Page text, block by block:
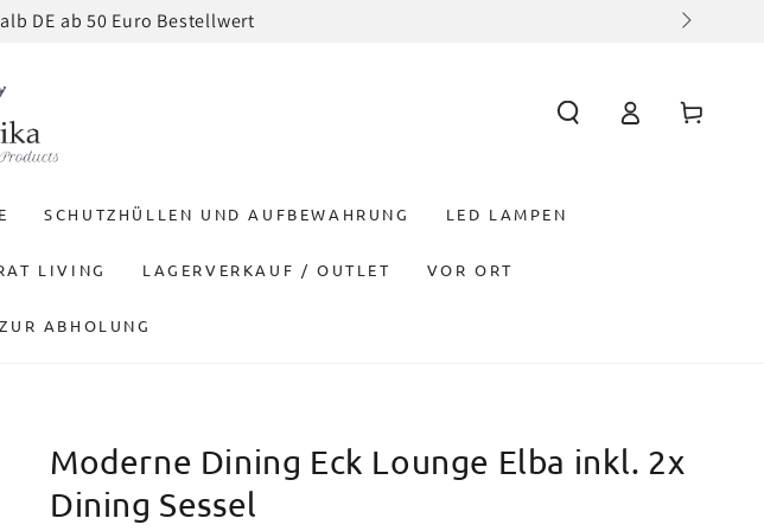
DE ab 50 Euro Bestellwert
SCHUTZHÜLLEN UND AUFBEWAHRUNG LED LAMPEN
LIVING LAGERVERKAUF / OUTLET VOR ORT
ABHOLUNG
EinloggenWarenkorb
Moderne Dining Eck Lounge Elba inkl. 2x
Dining Sessel